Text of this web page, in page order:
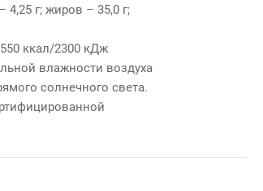
4,25 г; жиров – 35,0 г;
550 ккал/2300 кДж
влажности воздуха
солнечного света.